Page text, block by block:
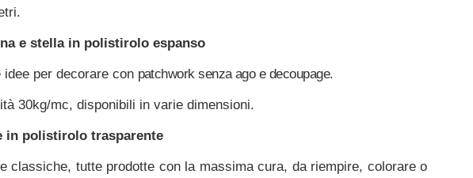
e stella in polistirolo espanso
idee per decorare con patchwork senza ago e decoupage.
30kg/mc, disponibili in varie dimensioni.
in polistirolo trasparente
classiche, tutte prodotte con la massima cura, da riempire, colorare o